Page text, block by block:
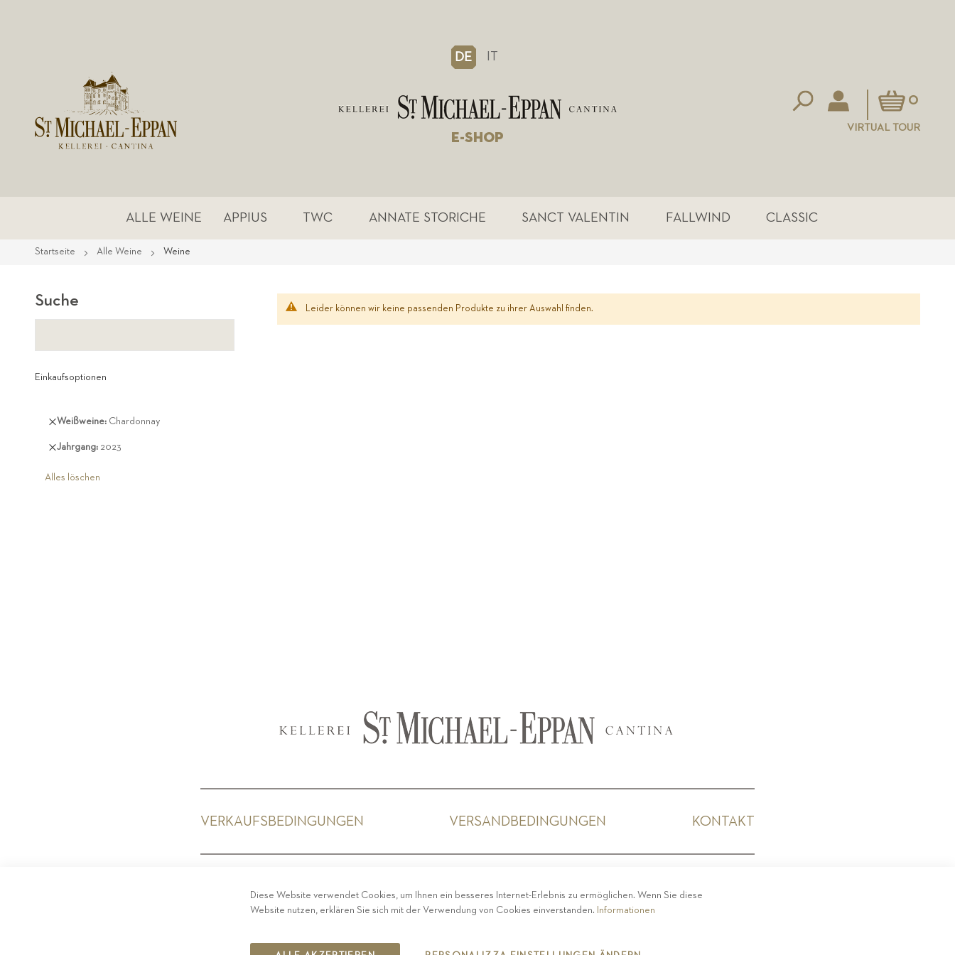
DE IT
E-SHOP
Mein Warenkorb
0
VIRTUAL TOUR
ALLE WEINE APPIUS TWC ANNATE STORICHE SANCT VALENTIN FALLWIND CLASSIC
Startseite Alle Weine Weine
Leider können wir keine passenden Produkte zu ihrer Auswahl finden.
Suche
Einkaufsoptionen
Weißweine Chardonnay
Diesen
entfernen
Jahrgang 2023
Diesen
entfernen
Alles löschen
VERKAUFSBEDINGUNGEN VERSANDBEDINGUNGEN KONTAKT
COPYRIGHT 2019 ST.MICHAEL - EPPAN
Diese Website verwendet Cookies, um Ihnen ein besseres Internet-Erlebnis zu ermöglichen. Wenn Sie diese
Website nutzen, erklären Sie sich mit der Verwendung von Cookies einverstanden. Informationen